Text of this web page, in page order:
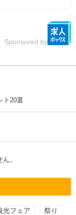
Sponsored by
ト20選
。
光フェア 祭り